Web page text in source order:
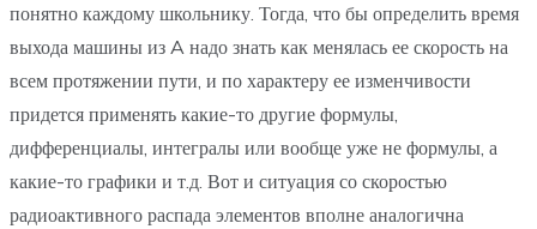
понятно каждому школьнику. Тогда, что бы определить время
выхода машины из A надо знать как менялась ее скорость на
всем протяжении пути, и по характеру ее изменчивости
придется применять какие-то другие формулы,
дифференциалы, интегралы или вообще уже не формулы, а
какие-то графики и т.д. Вот и ситуация со скоростью
радиоактивного распада элементов вполне аналогична